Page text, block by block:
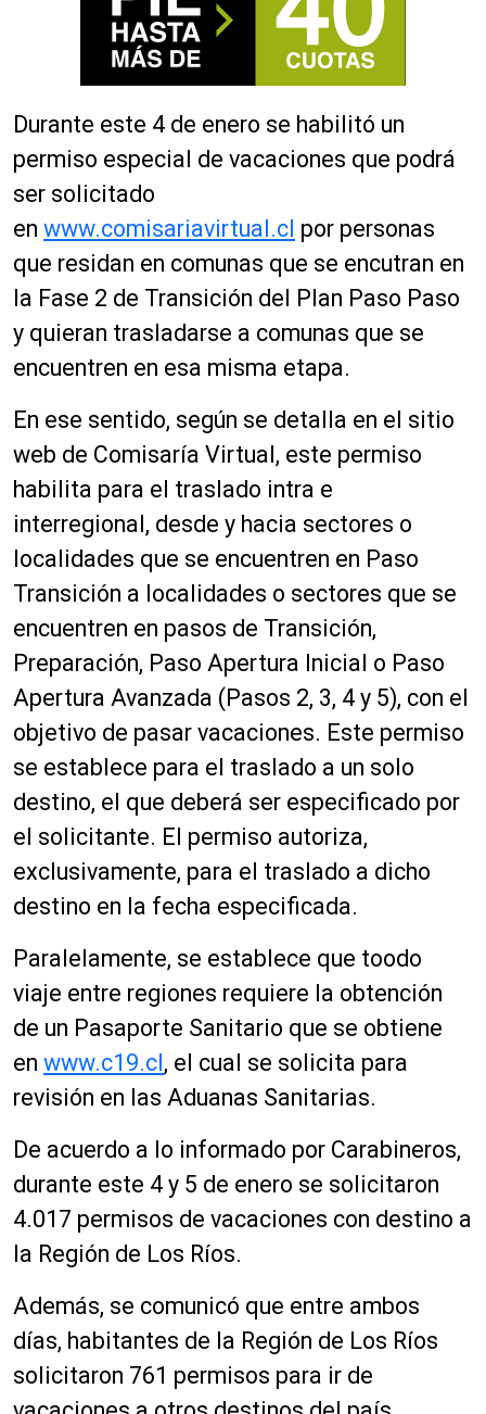
Durante este 4 de enero se habilitó un
permiso especial de vacaciones que podrá
ser solicitado
en www.comisariavirtual.cl por personas
que residan en comunas que se encutran en
la Fase 2 de Transición del Plan Paso Paso
y quieran trasladarse a comunas que se
encuentren en esa misma etapa.
En ese sentido, según se detalla en el sitio
web de Comisaría Virtual, este permiso
habilita para el traslado intra e
interregional, desde y hacia sectores o
localidades que se encuentren en Paso
Transición a localidades o sectores que se
encuentren en pasos de Transición,
Preparación, Paso Apertura Inicial o Paso
Apertura Avanzada (Pasos 2, 3, 4 y 5), con el
objetivo de pasar vacaciones. Este permiso
se establece para el traslado a un solo
destino, el que deberá ser especificado por
el solicitante. El permiso autoriza,
exclusivamente, para el traslado a dicho
destino en la fecha especificada.
Paralelamente, se establece que toodo
viaje entre regiones requiere la obtención
de un Pasaporte Sanitario que se obtiene
en www.c19.cl , el cual se solicita para
revisión en las Aduanas Sanitarias.
De acuerdo a lo informado por Carabineros,
durante este 4 y 5 de enero se solicitaron
4.017 permisos de vacaciones con destino a
la Región de Los Ríos.
Además, se comunicó que entre ambos
días, habitantes de la Región de Los Ríos
solicitaron 761 permisos para ir de